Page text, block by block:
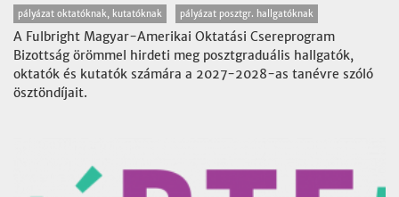
pályázat oktatóknak, kutatóknak pályázat posztgr. hallgatóknak
A Fulbright Magyar-Amerikai Oktatási Csereprogram
Bizottság örömmel hirdeti meg posztgraduális hallgatók,
oktatók és kutatók számára a 2027-2028-as tanévre szóló
ösztöndíjait.